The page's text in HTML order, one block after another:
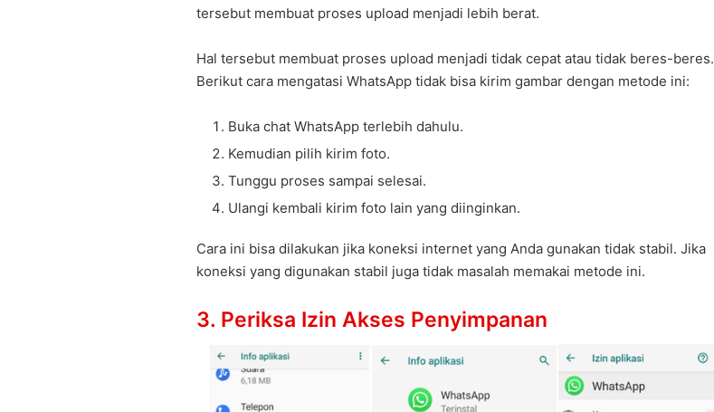
tersebut membuat proses upload menjadi lebih berat.
Hal tersebut membuat proses upload menjadi tidak cepat atau tidak beres-beres.
Berikut cara mengatasi WhatsApp tidak bisa kirim gambar dengan metode ini:
Buka chat WhatsApp terlebih dahulu.
Kemudian pilih kirim foto.
Tunggu proses sampai selesai.
Ulangi kembali kirim foto lain yang diinginkan.
Cara ini bisa dilakukan jika koneksi internet yang Anda gunakan tidak stabil. Jika
koneksi yang digunakan stabil juga tidak masalah memakai metode ini.
3. Periksa Izin Akses Penyimpanan